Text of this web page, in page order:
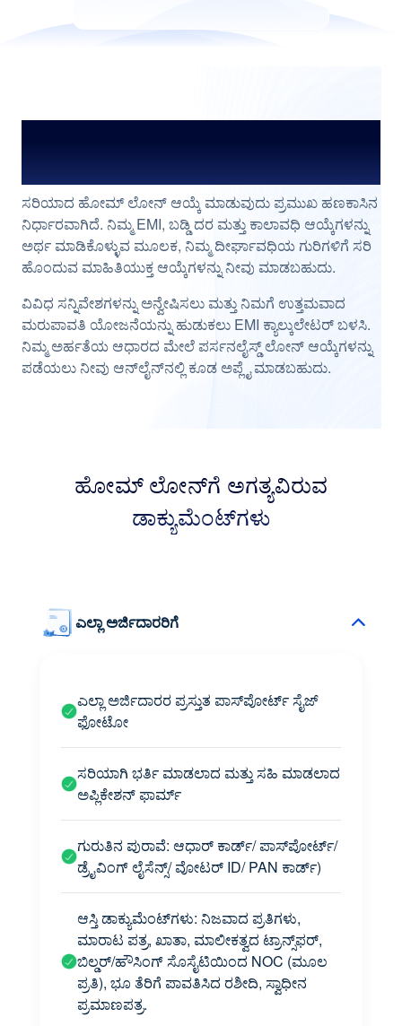
ಸರಿಯಾದ ಹೋಮ್ ಲೋನ್ ಆಯ್ಕೆ ಮಾಡುವುದು ಪ್ರಮುಖ ಹಣಕಾಸಿನ
ನಿರ್ಧಾರವಾಗಿದೆ. ನಿಮ್ಮ EMI, ಬಡ್ಡಿ ದರ ಮತ್ತು ಕಾಲಾವಧಿ ಆಯ್ಕೆಗಳನ್ನು
ಅರ್ಥ ಮಾಡಿಕೊಳ್ಳುವ ಮೂಲಕ, ನಿಮ್ಮ ದೀರ್ಘಾವಧಿಯ ಗುರಿಗಳಿಗೆ ಸರಿ
ಹೊಂದುವ ಮಾಹಿತಿಯುಕ್ತ ಆಯ್ಕೆಗಳನ್ನು ನೀವು ಮಾಡಬಹುದು.
ವಿವಿಧ ಸನ್ನಿವೇಶಗಳನ್ನು ಅನ್ವೇಷಿಸಲು ಮತ್ತು ನಿಮಗೆ ಉತ್ತಮವಾದ
ಮರುಪಾವತಿ ಯೋಜನೆಯನ್ನು ಹುಡುಕಲು EMI ಕ್ಯಾಲ್ಕುಲೇಟರ್ ಬಳಸಿ.
ನಿಮ್ಮ ಅರ್ಹತೆಯ ಆಧಾರದ ಮೇಲೆ ಪರ್ಸನಲೈಸ್ಡ್ ಲೋನ್ ಆಯ್ಕೆಗಳನ್ನು
ಪಡೆಯಲು ನೀವು ಆನ್‌ಲೈನ್‌ನಲ್ಲಿ ಕೂಡ ಅಪ್ಲೈ ಮಾಡಬಹುದು.
ಹೋಮ್ ಲೋನ್‌ಗೆ ಅಗತ್ಯವಿರುವ
ಡಾಕ್ಯುಮೆಂಟ್‌ಗಳು
ಎಲ್ಲಾ ಅರ್ಜಿದಾರರಿಗೆ
ಎಲ್ಲಾ ಅರ್ಜಿದಾರರ ಪ್ರಸ್ತುತ ಪಾಸ್‌ಪೋರ್ಟ್ ಸೈಜ್
ಫೋಟೋ
ಸರಿಯಾಗಿ ಭರ್ತಿ ಮಾಡಲಾದ ಮತ್ತು ಸಹಿ ಮಾಡಲಾದ
ಅಪ್ಲಿಕೇಶನ್ ಫಾರ್ಮ್
ಗುರುತಿನ ಪುರಾವೆ: ಆಧಾರ್ ಕಾರ್ಡ್/ ಪಾಸ್‌ಪೋರ್ಟ್/
ಡ್ರೈವಿಂಗ್ ಲೈಸೆನ್ಸ್/ ವೋಟರ್ ID/ PAN ಕಾರ್ಡ್)
ಆಸ್ತಿ ಡಾಕ್ಯುಮೆಂಟ್‌ಗಳು: ನಿಜವಾದ ಪ್ರತಿಗಳು,
ಮಾರಾಟ ಪತ್ರ, ಖಾತಾ, ಮಾಲೀಕತ್ವದ ಟ್ರಾನ್ಸ್‌ಫರ್,
ಬಿಲ್ಡರ್/ಹೌಸಿಂಗ್ ಸೊಸೈಟಿಯಿಂದ NOC (ಮೂಲ
ಪ್ರತಿ), ಭೂ ತೆರಿಗೆ ಪಾವತಿಸಿದ ರಶೀದಿ, ಸ್ವಾಧೀನ
ಪ್ರಮಾಣಪತ್ರ.